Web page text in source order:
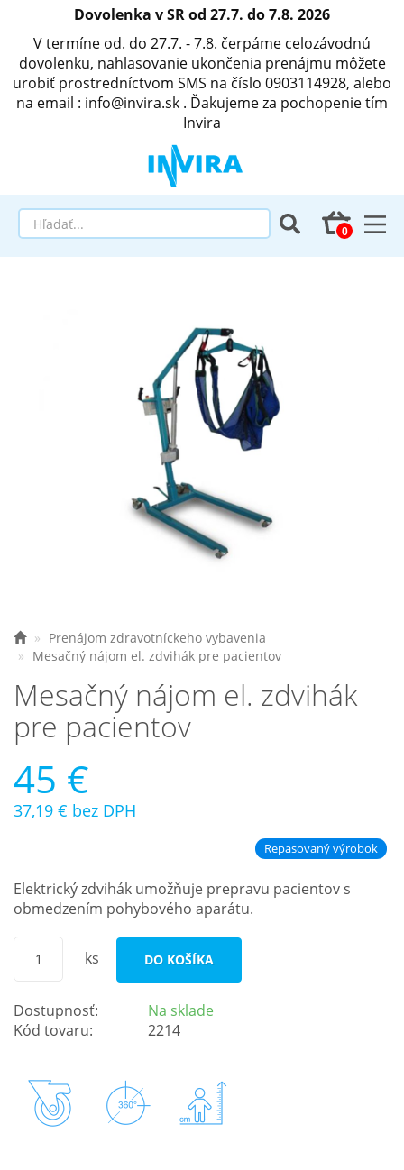
Dovolenka v SR od 27.7. do 7.8. 2026
V termíne od. do 27.7. - 7.8. čerpáme celozávodnú
dovolenku, nahlasovanie ukončenia prenájmu môžete
urobiť prostredníctvom SMS na číslo 0903114928, alebo
na email : info@invira.sk . Ďakujeme za pochopenie tím
Invira
Matrace a antidekubitné programy
Elektrické vozíky
Zdravotnícke prístroje
Najčastejšie otázky
O spoločnosti
Prenájom zdravotníckeho vybavenia
Mesačný nájom el. zdvihák pre pacientov
Mesačný nájom el. zdvihák
pre pacientov
45 €
37,19 € bez DPH
Repasovaný výrobok
Elektrický zdvihák umožňuje prepravu pacientov s
obmedzením pohybového aparátu.
ks DO KOŠÍKA
Dostupnosť:
Na sklade
Kód tovaru:
2214